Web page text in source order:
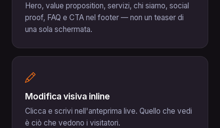
Hero, value proposition, servizi, chi siamo, social
proof, FAQ e CTA nel footer — non un teaser di
una sola schermata.
Modifica visiva inline
Clicca e scrivi nell'anteprima live. Quello che vedi
è ciò che vedono i visitatori.